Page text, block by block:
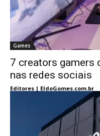
Games
7 creators gamers
nas redes sociais
Editores | EldoGomes.com.br -